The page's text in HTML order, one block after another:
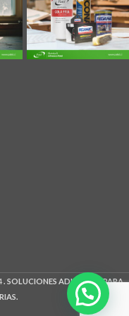
. SOLUCIONES ADHESIVAS PARA